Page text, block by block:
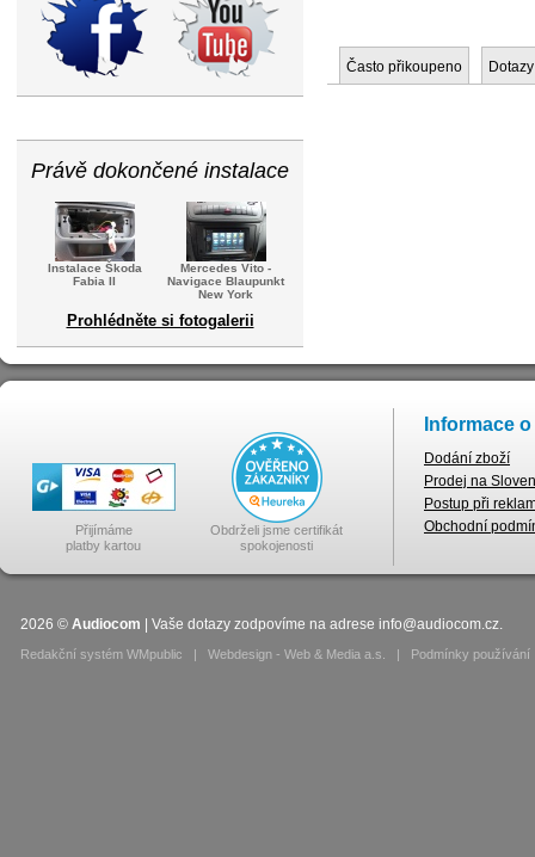
Právě dokončené instalace
Instalace Škoda
Fabia II
Mercedes Vito -
Navigace Blaupunkt
New York
Prohlédněte si fotogalerii
Často přikoupeno
Přijímáme
platby kartou
Obdrželi jsme certifikát
spokojenosti
Informace
Dodání zboží
Prodej na
Postup při
Obchodní
2026 © Audiocom | Vaše dotazy zodpovíme na adrese info@audiocom.cz.
Redakční systém WMpublic | Webdesign - Web & Media a.s. | Podmínky používání